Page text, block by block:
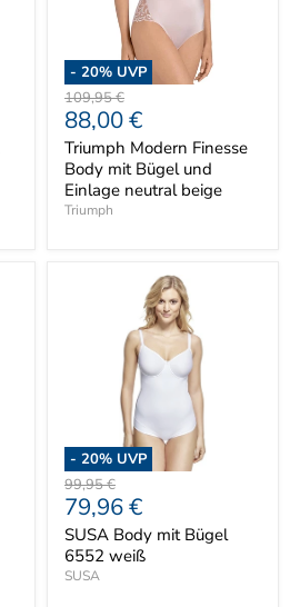
- 20% UVP
Ursprünglicher
Preis
109,95 €
Aktueller
Preis
88,00 €
Triumph Modern Finesse
Body mit Bügel und
Einlage neutral beige
Triumph
- 20% UVP
Ursprünglicher
Preis
99,95 €
Aktueller
Preis
79,96 €
SUSA Body mit Bügel
6552 weiß
SUSA